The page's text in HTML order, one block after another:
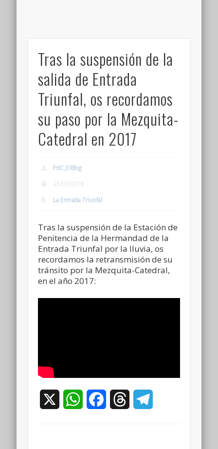
Tras la suspensión de la
salida de Entrada
Triunfal, os recordamos
su paso por la Mezquita-
Catedral en 2017
PdC_ElBlog
25/03/2018
La Entrada Triunfal
Tras la suspensión de la Estación de
Penitencia de la Hermandad de la
Entrada Triunfal por la lluvia, os
recordamos la retransmisión de su
tránsito por la Mezquita-Catedral,
en el año 2017:
WhatsAppFacebookThreads